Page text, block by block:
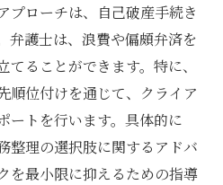
プローチは、自己破産手続き
弁護士は、浪費や偏頗弁済を
ることができます。特に、
順位付けを通じて、クライア
ートを行います。具体的に
整理の選択肢に関するアドバ
を最小限に抑えるための指導